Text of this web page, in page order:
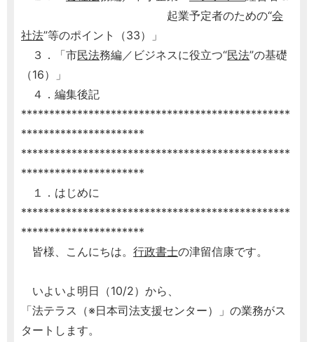
起業予定者のための“会
社法”等のポイント（33）」
３．「市民法務編／ビジネスに役立つ“民法”の基礎
（16）」
４．編集後記
************************************************
**********************
************************************************
**********************
１．はじめに
************************************************
**********************
皆様、こんにちは。 行政書士の津留信康です。
いよいよ明日（10/2）から、
「法テラス（※日本司法支援センター）」の業務がス
タートします。